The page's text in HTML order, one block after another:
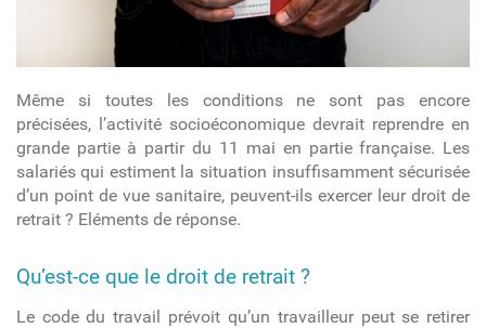
Même si toutes les conditions ne sont pas encore
précisées, l’activité socioéconomique devrait reprendre en
grande partie à partir du 11 mai en partie française. Les
salariés qui estiment la situation insuffisamment sécurisée
d’un point de vue sanitaire, peuvent-ils exercer leur droit de
retrait ? Eléments de réponse.
Qu’est-ce que le droit de retrait ?
Le code du travail prévoit qu’un travailleur peut se retirer